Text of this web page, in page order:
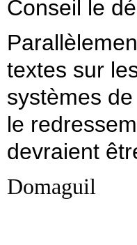
Conseil le
textes sur
systèmes
le
devraient
Domaguil